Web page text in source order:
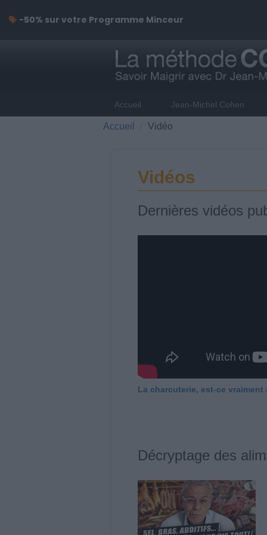
Accueil Jean-Michel Cohen
Accueil Vidéo
Vidéos
Dernières vidéos
La charcuterie, est-ce vraiment
Décryptage des
-50% sur votre Programme Minceur